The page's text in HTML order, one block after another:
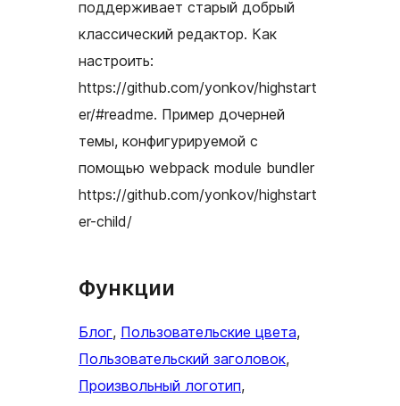
поддерживает старый добрый
классический редактор. Как
настроить:
https://github.com/yonkov/highstart
er/#readme. Пример дочерней
темы, конфигурируемой с
помощью webpack module bundler
https://github.com/yonkov/highstart
er-child/
Функции
Блог, Пользовательские цвета
Пользовательский заголовок
Произвольный логотип